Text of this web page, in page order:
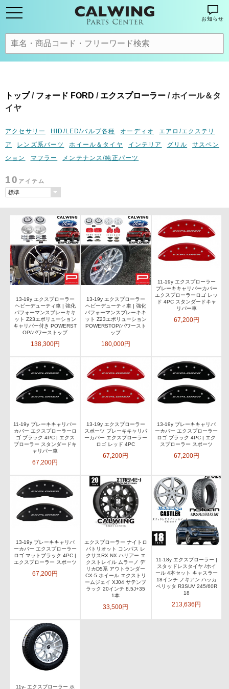
お知らせ
トップ/ フォード FORD / エクスプローラー / ホイール＆タ
イヤ
アクセサリー HID/LED/バルブ各種 オーディオ
エアロ/エクステリ
ア
レンズ系パーツ ホイール＆タイヤ インテリア グリル
サスペン
ション
マフラー メンテナンス/純正パーツ
10 アイテム
13-19y エクスプローラー
ヘビーデューティ車 | 強化
パフォーマンスブレーキキ
ット Z23エボリューション
キャリパー付き POWERST
OP/パワーストップ
138,300円
13-19y エクスプローラー
ヘビーデューティ車 | 強化
パフォーマンスブレーキキ
ット Z23エボリューション
POWERSTOP/パワースト
ップ
180,000円
11-19y エクスプローラー
ブレーキキャリパーカバー
エクスプローラーロゴ レッ
ド 4PC スタンダードキャ
リパー車
67,200円
11-19y ブレーキキャリパー
カバー エクスプローラーロ
ゴ ブラック 4PC | エクス
プローラー スタンダードキ
ャリパー車
67,200円
13-19y エクスプローラー
スポーツ ブレーキキャリパ
ーカバー エクスプローラー
ロゴ レッド 4PC
67,200円
13-19y ブレーキキャリパ
ーカバー エクスプローラー
ロゴ ブラック 4PC | エク
スプローラー スポーツ
67,200円
13-19y ブレーキキャリパ
ーカバー エクスプローラー
ロゴ マットブラック 4PC |
エクスプローラー スポーツ
67,200円
エクスプローラー ナイトロ
パトリオット コンパス レ
クサスRX NX ハリアー エ
クストレイル ムラーノ デ
リカD5系 アウトランダー
CX-5 ホイール エクストリ
ームジェイ XJ04 サテンブ
ラック 20インチ 8.5J+35
1本
33,500円
11-18y エクスプローラー |
スタッドレスタイヤ /ホイ
ール 4本セット キャスラー
18インチ ノキアン ハッカ
ペリッタ R3SUV 245/60R
18
213,636円
11y- エクスプローラー ホ